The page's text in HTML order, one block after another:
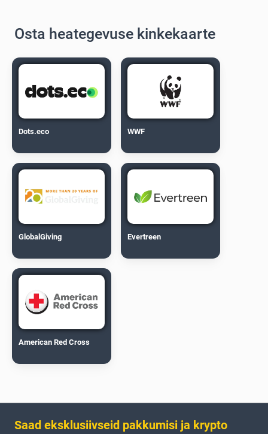
Osta heategevuse kinkekaarte
Dots.eco WWF
GlobalGiving Evertreen
American Red Cross
Saad eksklusiivseid pakkumisi ja krypto